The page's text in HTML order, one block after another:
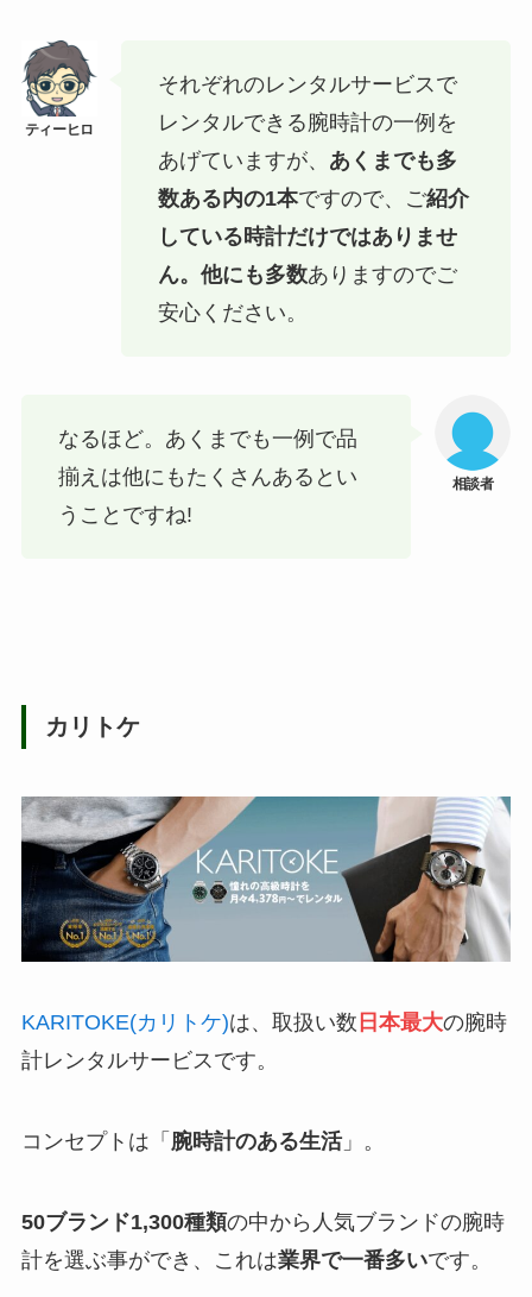
それぞれのレンタルサービスで
レンタルできる腕時計の一例を
あげていますが、 あくまでも多
数ある内の1本ですので、ご紹介
している時計だけではありませ
ん。他にも多数ありますのでご
安心ください。
なるほど。あくまでも一例で品
揃えは他にもたくさんあるとい
うことですね!
カリトケ
KARITOKE(カリトケ)は、取扱い数 日本最大の腕時
計レンタルサービスです。
コンセプトは「 腕時計のある生活」。
50ブランド1,300種類の中から人気ブランドの腕時
計を選ぶ事ができ、これは業界で一番多いです。